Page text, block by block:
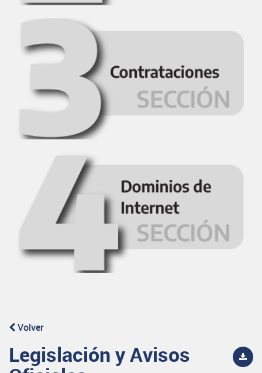
Volver
Legislación y Avisos